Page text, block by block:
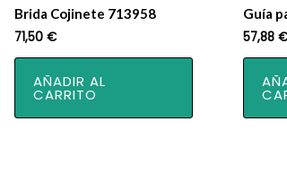
Brida Cojinete 713958
71,50€
AÑADIR AL
CARRITO
Guía
57,88